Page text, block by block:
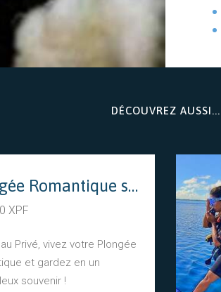
DÉCOUVREZ AUSSI...
Plongée Romantique sur un bateau 100% privatisé
XPF
Privé, vivez votre Plongée
et gardez en un
souvenir !